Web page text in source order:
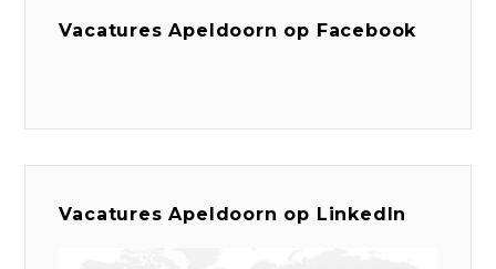
Vacatures Apeldoorn op Facebook
Vacatures Apeldoorn op LinkedIn